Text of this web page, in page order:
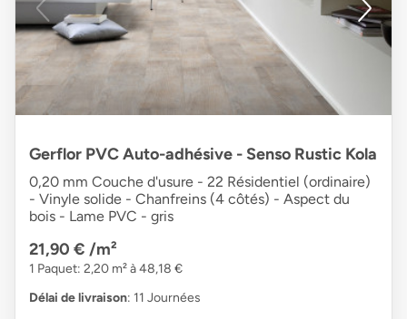
Gerflor PVC Auto-adhésive - Senso Rustic Kola
0,20 mm Couche d'usure - 22 Résidentiel (ordinaire)
- Vinyle solide - Chanfreins (4 côtés) - Aspect du
bois - Lame PVC - gris
21,90 € /m²
1 Paquet: 2,20 m² à 48,18 €
Délai de livraison: 11 Journées